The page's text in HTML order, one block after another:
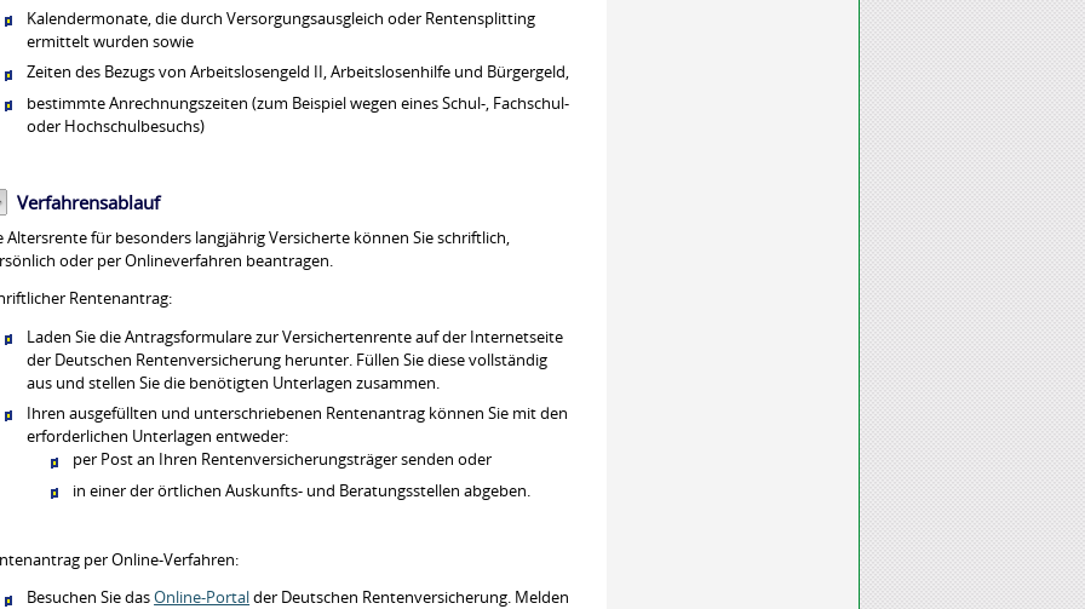
Kalendermonate, die durch Versorgungsausgleich oder Rentensplitting
ermittelt wurden sowie
Zeiten des Bezugs von Arbeitslosengeld II, Arbeitslosenhilfe und Bürgergeld,
bestimmte Anrechnungszeiten (zum Beispiel wegen eines Schul-, Fachschul-
oder Hochschulbesuchs)
Verfahrensablauf
Altersrente für besonders langjährig Versicherte können Sie schriftlich,
oder per Onlineverfahren beantragen.
Rentenantrag:
Laden Sie die Antragsformulare zur Versichertenrente auf der Internetseite
der Deutschen Rentenversicherung herunter. Füllen Sie diese vollständig
aus und stellen Sie die benötigten Unterlagen zusammen.
Ihren ausgefüllten und unterschriebenen Rentenantrag können Sie mit den
erforderlichen Unterlagen entweder:
per Post an Ihren Rentenversicherungsträger senden oder
in einer der örtlichen Auskunfts- und Beratungsstellen abgeben.
per Online-Verfahren:
Besuchen Sie dasOnline-Portalder Deutschen Rentenversicherung. Melden